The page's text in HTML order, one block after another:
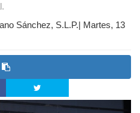
Sánchez, S.L.P.| Martes, 13